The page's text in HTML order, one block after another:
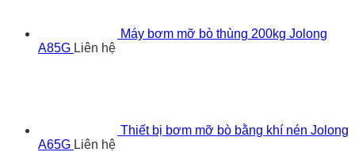
Máy bơm mỡ bò thùng 200kg Jolong
A85G Liên hệ
Thiết bị bơm mỡ bò bằng khí nén Jolong
A65G Liên hệ